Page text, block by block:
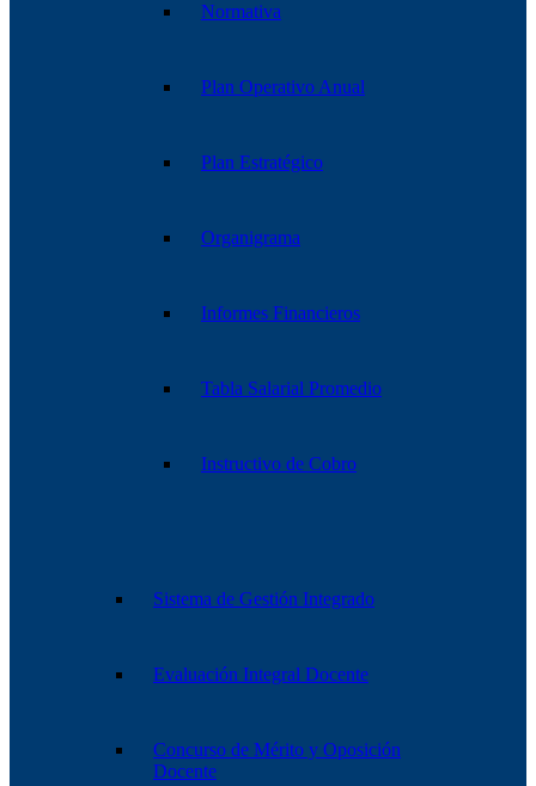
Normativa
Plan Operativo Anual
Plan Estratégico
Organigrama
Informes Financieros
Tabla Salarial Promedio
Instructivo de Cobro
Sistema de Gestión Integrado
Evaluación Integral Docente
Concurso de Mérito y Oposición
Docente